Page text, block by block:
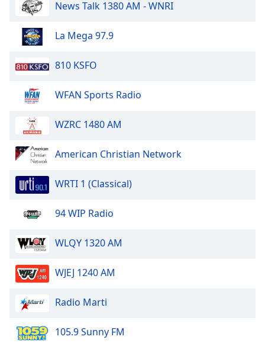
Opacity
Caption
Area
Background
Opacity
Size
Style
Font
Reset
Done
News Talk 1380 AM - WNRI
La Mega 97.9
810 KSFO
WFAN Sports Radio
WZRC 1480 AM
American Christian Network
WRTI 1 (Classical)
94 WIP Radio
WLQY 1320 AM
WJEJ 1240 AM
Radio Marti
105.9 Sunny FM